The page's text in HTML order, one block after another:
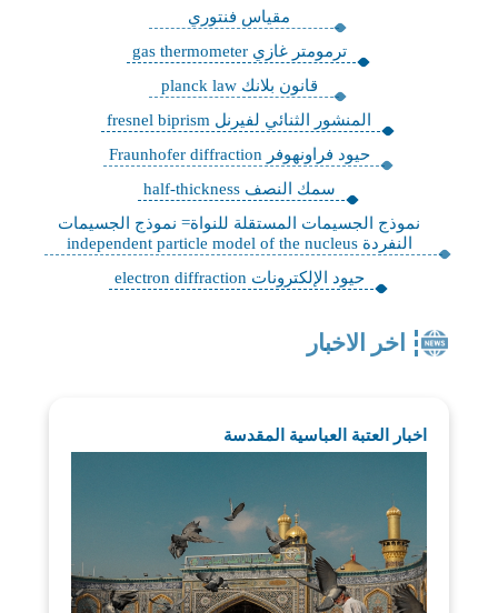
مقياس فنتوري
ترمومتر غازي gas thermometer
قانون بلانك planck law
المنشور الثنائي لفيرنل fresnel biprism
حيود فراونهوفر Fraunhofer diffraction
سمك النصف half-thickness
نموذج الجسيمات المستقلة للنواة= نموذج الجسيمات
النفردة independent particle model of the nucleus
حيود الإلكترونات electron diffraction
اخر الاخبار
اخبار العتبة العباسية المقدسة